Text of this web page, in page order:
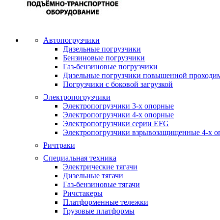
Автопогрузчики
Дизельные погрузчики
Бензиновые погрузчики
Газ-бензиновые погрузчики
Дизельные погрузчики повышенной
Погрузчики с боковой загрузкой
Электропогрузчики
Электропогрузчики 3-х опорные
Электропогрузчики 4-х опорные
Электропогрузчики серии EFG
Электропогрузчики взрывозащищенные 4-х
Ричтраки
Специальная техника
Электрические тягачи
Дизельные тягачи
Газ-бензиновые тягачи
Ричстакеры
Платформенные тележки
Грузовые платформы